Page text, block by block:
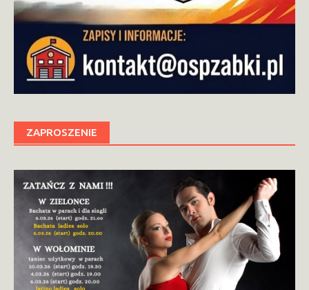
ZAPROSZENIE